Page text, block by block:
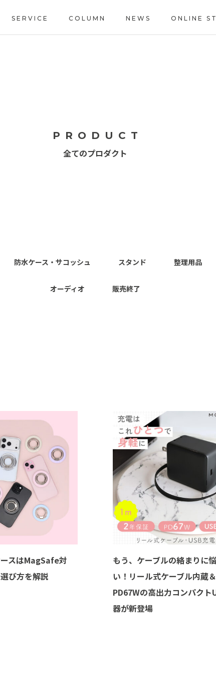
SERVICE COLUMN NEWS ONLINE
PRODUCT
全てのプロダクト
防水ケース・サコッシュ スタンド 整理用品
オーディオ 販売終了
スはMagSafe対
び方を解説
もう、ケーブルの絡まりに
い！リール式ケーブル内蔵
PD67Wの高出力コンパクト
器が新登場